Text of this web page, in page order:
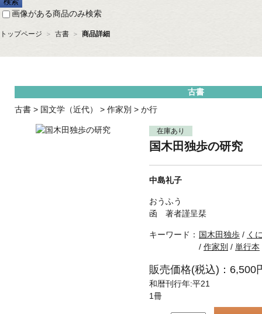
画像がある商品のみ検索
トップページ ＞ 古書 ＞ 商品詳細
古書
古書 > 国文学（近代） > 作家別 > か行
在庫あり
国木田独歩の研究
中島礼子
おうふう
函 著者謹呈栞
キーワード： 国木田独歩 / く
/ 作家別 / 単行本
販売価格(税込)：6,500
和暦刊行年:平21
1冊